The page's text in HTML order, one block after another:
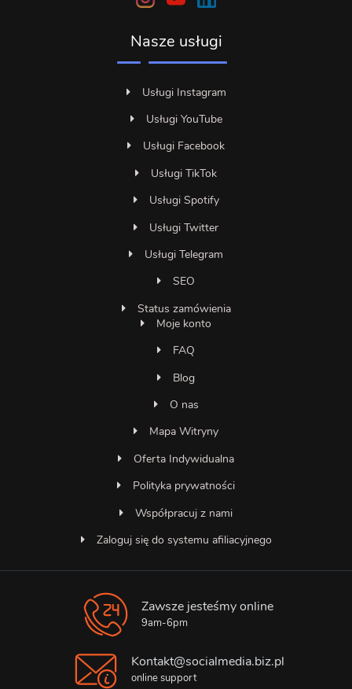
Asystent SocialMedia
Online — odpowiada natychmiast
Nasze usługi
Usługi Instagram
Usługi YouTube
Usługi Facebook
Usługi TikTok
Usługi Spotify
Usługi Twitter
Usługi Telegram
SEO
Status zamówienia
Moje konto
FAQ
Blog
O nas
Mapa Witryny
Oferta Indywidualna
Polityka prywatności
Współpracuj z nami
Zaloguj się do systemu afiliacyjnego
Zawsze jesteśmy online
9am-6pm
Kontakt@socialmedia.biz.pl
online support